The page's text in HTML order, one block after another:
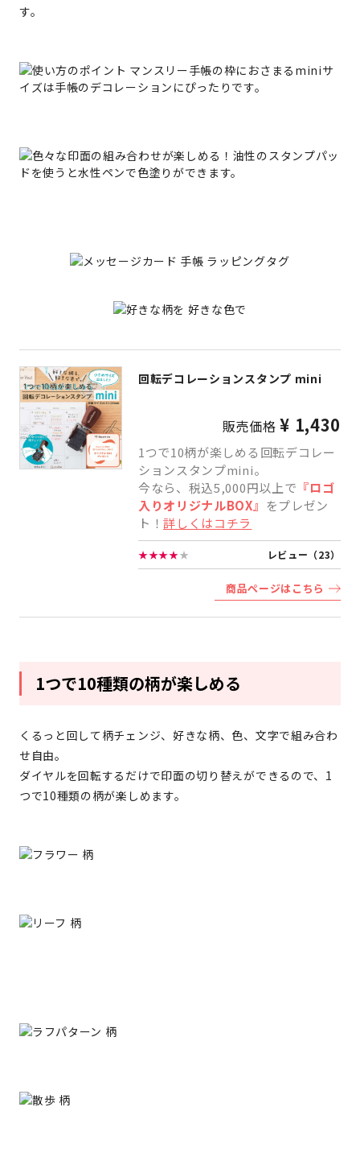
す。
回転デコレーションスタンプ mini
販売価格¥ 1,430
1つで10柄が楽しめる回転デコレー
ションスタンプmini。
今なら、税込5,000円以上で 『ロゴ
入りオリジナルBOX』 をプレゼン
ト！詳しくはコチラ
★★★★★ レビュー（23）
商品ページはこちら
1つで10種類の柄が楽しめる
くるっと回して柄チェンジ、好きな柄、色、文字で組み合わ
せ自由。
ダイヤルを回転するだけで印面の切り替えができるので、1
つで10種類の柄が楽しめます。